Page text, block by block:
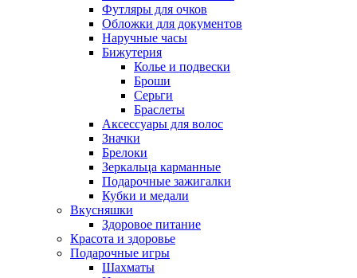
Футляры для очков
Обложки для документов
Наручные часы
Бижутерия
Колье и подвески
Броши
Серьги
Браслеты
Аксессуары для волос
Значки
Брелоки
Зеркальца карманные
Подарочные зажигалки
Кубки и медали
Вкусняшки
Здоровое питание
Красота и здоровье
Подарочные игры
Шахматы